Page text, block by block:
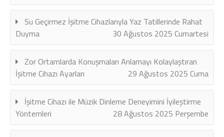
Su Geçirmez İşitme Cihazlarıyla Yaz Tatillerinde Rahat
Duyma
30 Ağustos 2025 Cumartesi
Zor Ortamlarda Konuşmaları Anlamayı Kolaylaştıran
İşitme Cihazı Ayarları
29 Ağustos 2025 Cuma
İşitme Cihazı ile Müzik Dinleme Deneyimini İyileştirme
Yöntemleri
28 Ağustos 2025 Perşembe